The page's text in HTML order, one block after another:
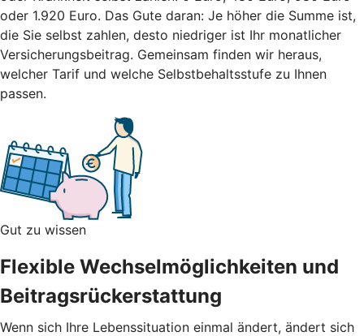
oder 1.920 Euro. Das Gute daran: Je höher die Summe ist,
die Sie selbst zahlen, desto niedriger ist Ihr monatlicher
Versicherungsbeitrag. Gemeinsam finden wir heraus,
welcher Tarif und welche Selbstbehaltsstufe zu Ihnen
passen.
Gut zu wissen
Flexible Wechselmöglichkeiten und
Beitragsrückerstattung
Wenn sich Ihre Lebenssituation einmal ändert, ändert sich